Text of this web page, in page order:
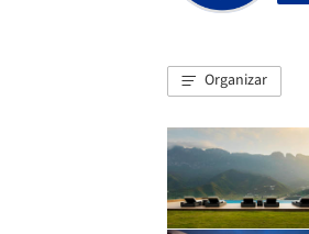
Organizar